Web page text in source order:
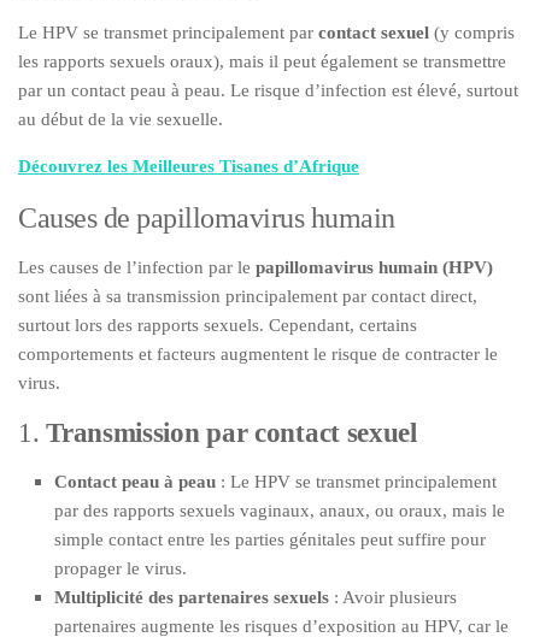
Le HPV se transmet principalement par contact sexuel (y compris
les rapports sexuels oraux), mais il peut également se transmettre
par un contact peau à peau. Le risque d’infection est élevé, surtout
au début de la vie sexuelle.
Découvrez les Meilleures Tisanes d’Afrique
Causes de papillomavirus humain
Les causes de l’infection par le papillomavirus humain (HPV)
sont liées à sa transmission principalement par contact direct,
surtout lors des rapports sexuels. Cependant, certains
comportements et facteurs augmentent le risque de contracter le
virus.
1.Transmission par contact sexuel
Contact peau à peau : Le HPV se transmet principalement
par des rapports sexuels vaginaux, anaux, ou oraux, mais le
simple contact entre les parties génitales peut suffire pour
propager le virus.
Multiplicité des partenaires sexuels : Avoir plusieurs
partenaires augmente les risques d’exposition au HPV, car le